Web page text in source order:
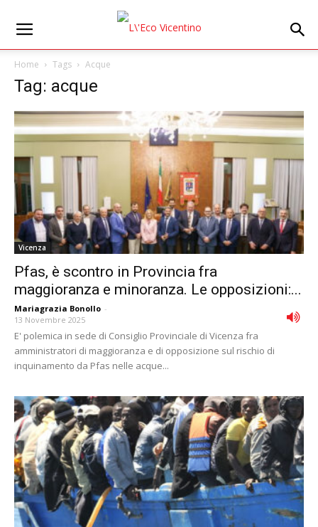
Home Tags Acque
Tag: acque
Vicenza
Pfas, è scontro in Provincia fra
maggioranza e minoranza. Le opposizioni:...
Mariagrazia Bonollo -
13 Novembre 2025
E' polemica in sede di Consiglio Provinciale di Vicenza fra
amministratori di maggioranza e di opposizione sul rischio di
inquinamento da Pfas nelle acque...